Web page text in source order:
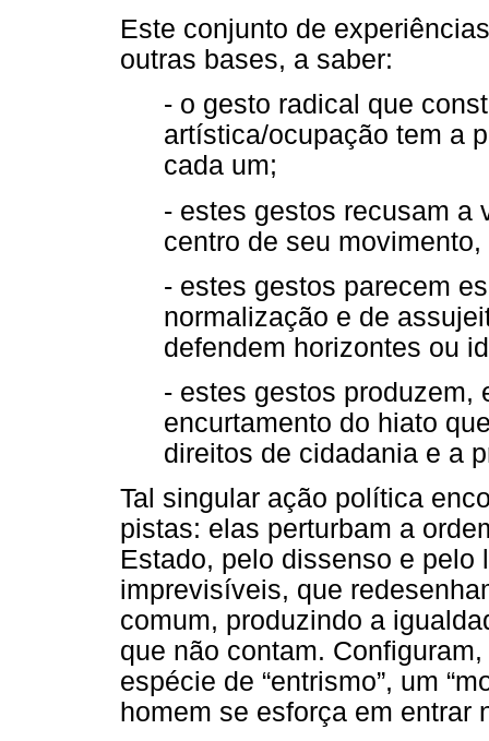
Este conjunto de
outras bases, a saber:
- o gesto radical que
artística/ocupação tem a
cada um;
- estes gestos recusam a
centro de seu
- estes gestos parecem
normalização e de
defendem horizontes ou
- estes gestos produzem,
encurtamento do hiato
direitos de cidadania e a
Tal singular ação política
pistas: elas perturbam a
Estado, pelo dissenso e
imprevisíveis, que
comum, produzindo a
que não contam.
espécie de “entrismo”, um
homem se esforça em entrar